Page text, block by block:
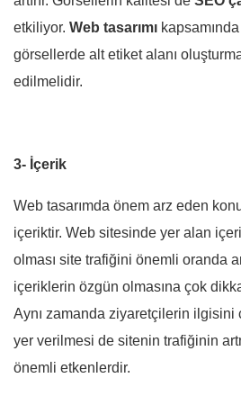
etkiliyor. Web tasarımı
görsellerde alt etiket alanı
edilmelidir.
3- İçerik
Web tasarımda önem arz eden
içeriktir. Web sitesinde yer alan
olması site trafiğini önemli oranda
içeriklerin özgün olmasına çok
Aynı zamanda ziyaretçilerin ilgisini
yer verilmesi de sitenin trafiğinin
önemli etkenlerdir.